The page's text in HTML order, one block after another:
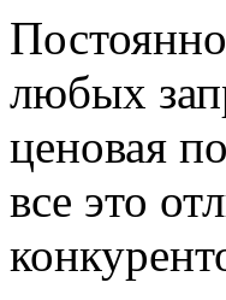
любых
ценовая
все это